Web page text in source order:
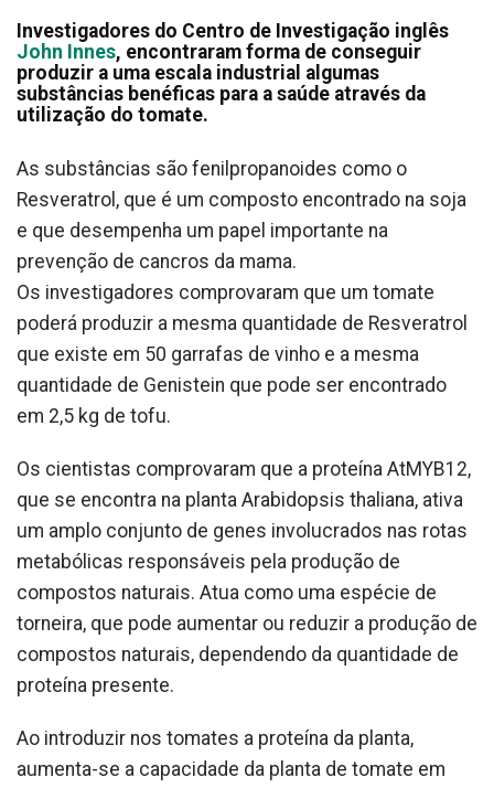
Investigadores do Centro de Investigação inglês
John Innes, encontraram forma de conseguir
produzir a uma escala industrial algumas
substâncias benéficas para a saúde através da
utilização do tomate.
As substâncias são fenilpropanoides como o
Resveratrol, que é um composto encontrado na soja
e que desempenha um papel importante na
prevenção de cancros da mama.
Os investigadores comprovaram que um tomate
poderá produzir a mesma quantidade de Resveratrol
que existe em 50 garrafas de vinho e a mesma
quantidade de Genistein que pode ser encontrado
em 2,5 kg de tofu.
Os cientistas comprovaram que a proteína AtMYB12,
que se encontra na planta Arabidopsis thaliana, ativa
um amplo conjunto de genes involucrados nas rotas
metabólicas responsáveis pela produção de
compostos naturais. Atua como uma espécie de
torneira, que pode aumentar ou reduzir a produção de
compostos naturais, dependendo da quantidade de
proteína presente.
Ao introduzir nos tomates a proteína da planta,
aumenta-se a capacidade da planta de tomate em